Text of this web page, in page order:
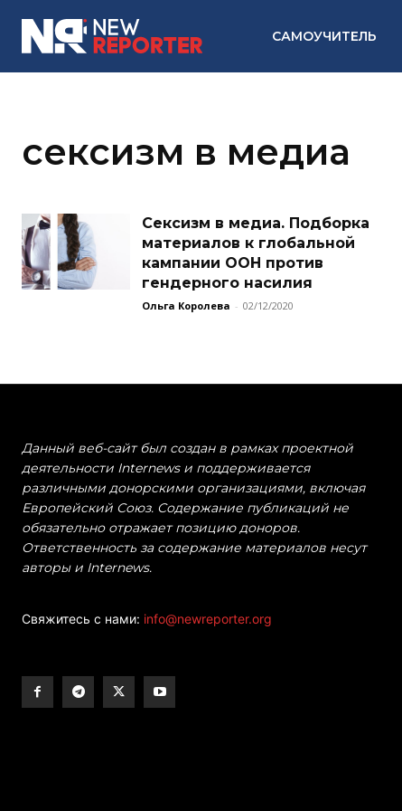
САМОУЧИТЕЛЬ
сексизм в медиа
Сексизм в медиа. Подборка
материалов к глобальной
кампании ООН против
гендерного насилия
Ольга Королева - 02/12/2020
Данный веб-сайт был создан в рамках проектной
деятельности Internews и поддерживается
различными донорскими организациями, включая
Европейский Союз. Содержание публикаций не
обязательно отражает позицию доноров.
Ответственность за содержание материалов несут
авторы и Internews.
Свяжитесь с нами: info@newreporter.org